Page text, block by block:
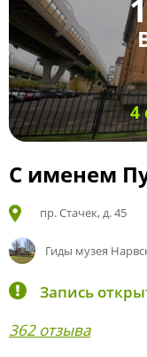
4
С именем
пр. Стачек, д. 45
Гиды музея
Запись
362 отзыва